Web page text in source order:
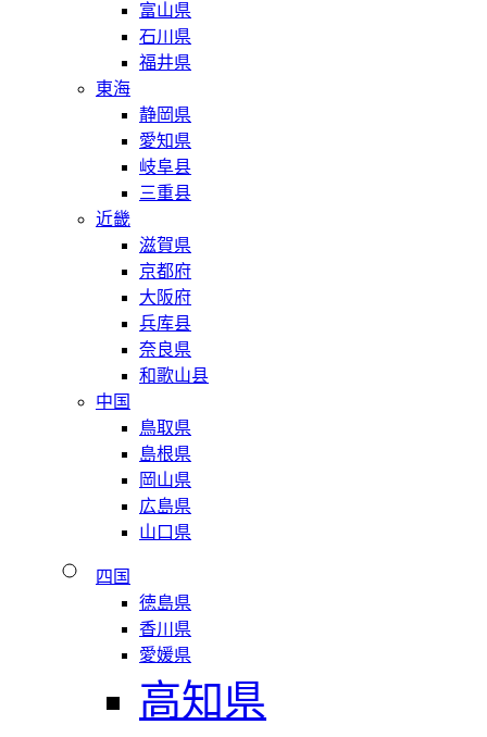
富山県
石川県
福井県
東海
静岡県
愛知県
岐阜县
三重县
近畿
滋賀県
京都府
大阪府
兵库县
奈良県
和歌山县
中国
鳥取県
島根県
岡山県
広島県
山口県
四国
徳島県
香川県
愛媛県
高知県